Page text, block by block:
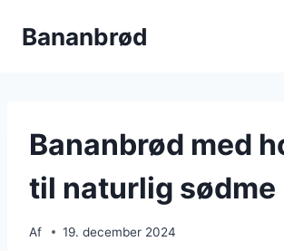
Bananbrød
Bananbrød med
til naturlig sødme
Af 19. december 2024